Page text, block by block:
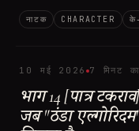
नाटक CHARACTER
10 मई 2026 7 मिनट
भाग 14 [पात्र
जब "ठंडा